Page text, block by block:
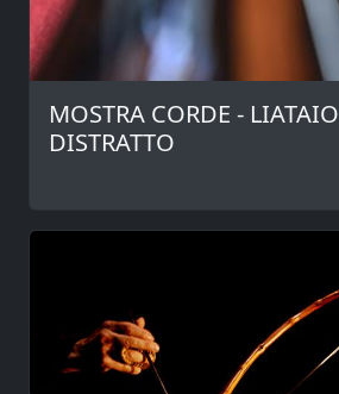
MOSTRA CORDE - LIATAIO
DISTRATTO